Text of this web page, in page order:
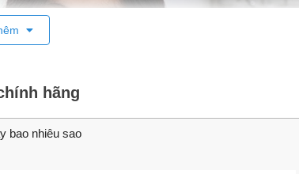
hãng
bao nhiêu sao